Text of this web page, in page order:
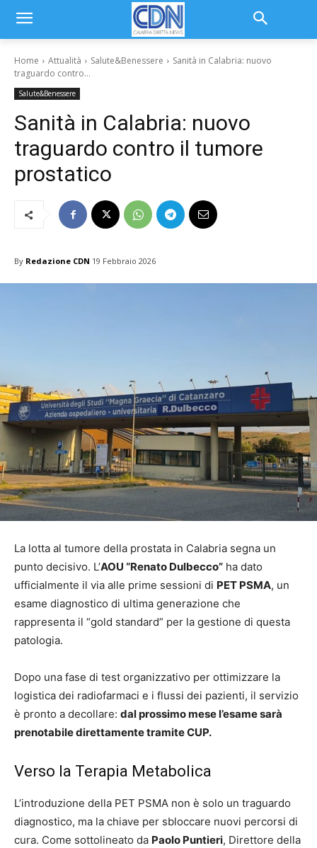
Home Attualità Salute&Benessere
Sanità in Calabria: nuovo
traguardo contro...
Salute&Benessere
Sanità in Calabria: nuovo
traguardo contro il tumore
prostatico
By Redazione CDN 19 Febbraio 2026
La lotta al tumore della prostata in Calabria segna un
punto decisivo. L’AOU “Renato Dulbecco” ha dato
ufficialmente il via alle prime sessioni di PET PSMA, un
esame diagnostico di ultima generazione che
rappresenta il “gold standard” per la gestione di questa
patologia.
Dopo una fase di test organizzativo per ottimizzare la
logistica dei radiofarmaci e i flussi dei pazienti, il servizio
è pronto a decollare: dal prossimo mese l’esame sarà
prenotabile direttamente tramite CUP.
Verso la Terapia Metabolica
L’introduzione della PET PSMA non è solo un traguardo
diagnostico, ma la chiave per sbloccare nuovi percorsi di
cura. Come sottolineato da Paolo Puntieri, Direttore della